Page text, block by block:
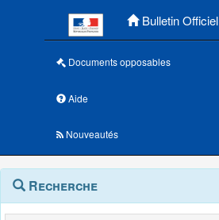
Bulletin Officiel
Documents opposables
Aide
Nouveautés
Navigation
outils
Menu
contextuel
Recherche